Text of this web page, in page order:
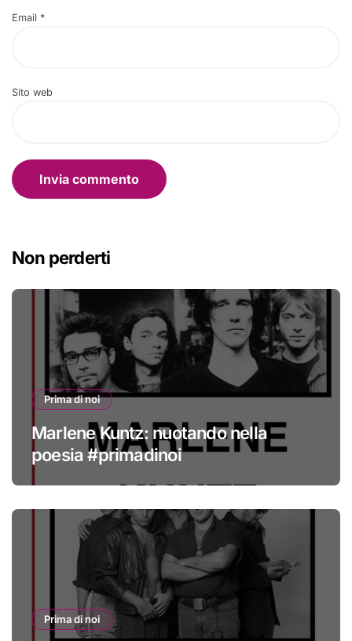
Email *
Sito web
Non perderti
Prima di noi
Marlene Kuntz: nuotando nella
poesia #primadinoi
Prima di noi